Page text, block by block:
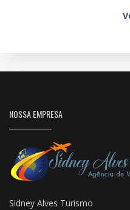
NOSSA EMPRESA
Sidney Alves Turismo